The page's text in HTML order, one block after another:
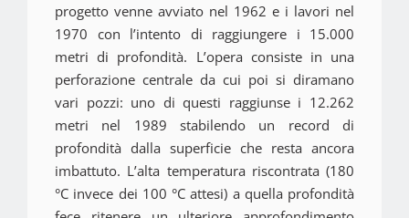
progetto venne avviato nel 1962 e i lavori nel
1970 con l’intento di raggiungere i 15.000
metri di profondità. L’opera consiste in una
perforazione centrale da cui poi si diramano
vari pozzi: uno di questi raggiunse i 12.262
metri nel 1989 stabilendo un record di
profondità dalla superficie che resta ancora
imbattuto. L’alta temperatura riscontrata (180
°C invece dei 100 °C attesi) a quella profondità